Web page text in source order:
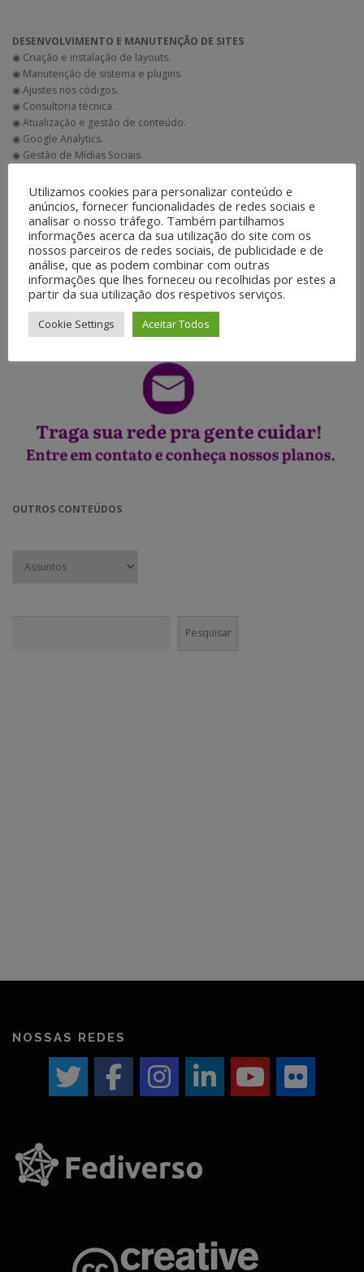
DESENVOLVIMENTO E MANUTENÇÃO DE SITES
◉ Criação e instalação de layouts.
◉ Manutenção de sistema e plugins.
◉ Ajustes nos códigos.
◉ Consultoria técnica.
◉ Atualização e gestão de conteúdo.
◉ Google Analytics.
◉ Gestão de Mídias Sociais.
PRODUÇÃO DE CONTEÚDO
◉ Elaboração de textos.
◉ Nutrição de leads.
◉ Edição de e-books.
◉ Ilustração digital.
◉ Pacote de cards.
◉ Motion Graphics.
◉ Web Vídeos.
◉ Jornalismo móvel.
OUTROS CONTEÚDOS
Pesquisar
NOSSAS REDES
Utilizamos cookies para personalizar conteúdo e
anúncios, fornecer funcionalidades de redes sociais e
analisar o nosso tráfego. Também partilhamos
informações acerca da sua utilização do site com os
nossos parceiros de redes sociais, de publicidade e de
análise, que as podem combinar com outras
informações que lhes forneceu ou recolhidas por estes a
partir da sua utilização dos respetivos serviços.
Cookie Settings Aceitar Todos